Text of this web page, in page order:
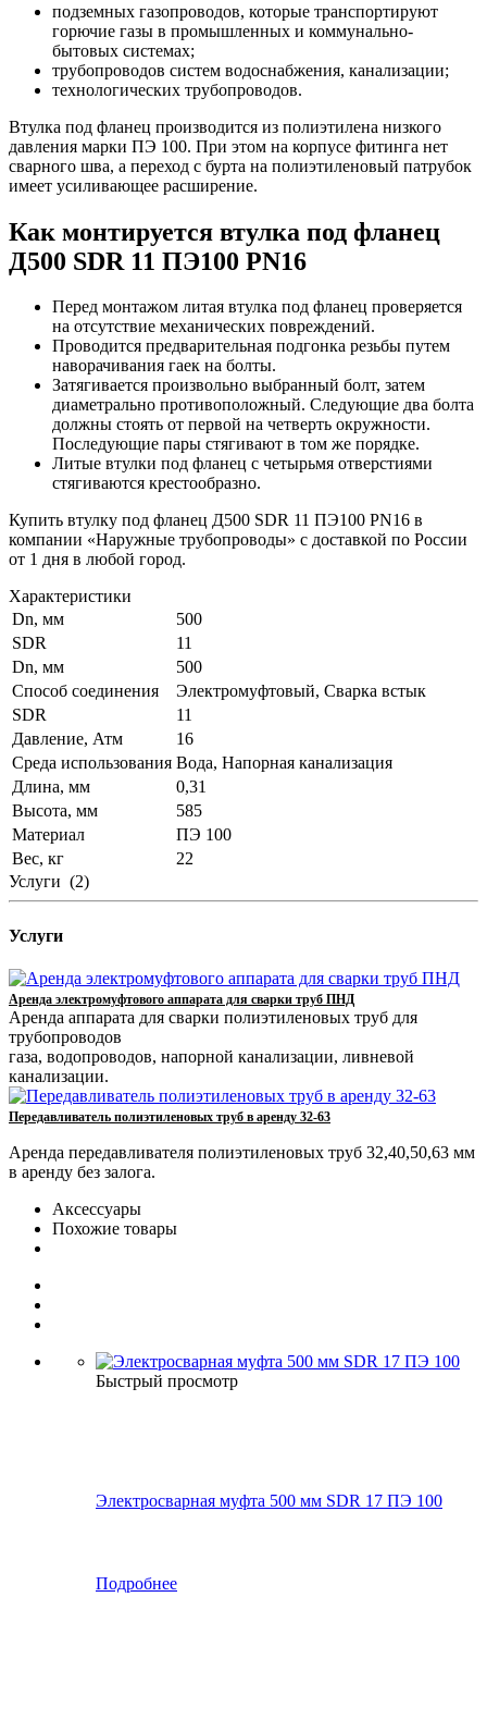
подземных газопроводов, которые транспортируют
горючие газы в промышленных и коммунально-
бытовых системах;
трубопроводов систем водоснабжения, канализации;
технологических трубопроводов.
Втулка под фланец производится из полиэтилена низкого
давления марки ПЭ 100. При этом на корпусе фитинга нет
сварного шва, а переход с бурта на полиэтиленовый патрубок
имеет усиливающее расширение.
Как монтируется втулка под фланец
Д500 SDR 11 ПЭ100 PN16
Перед монтажом литая втулка под фланец проверяется
на отсутствие механических повреждений.
Проводится предварительная подгонка резьбы путем
наворачивания гаек на болты.
Затягивается произвольно выбранный болт, затем
диаметрально противоположный. Следующие два болта
должны стоять от первой на четверть окружности.
Последующие пары стягивают в том же порядке.
Литые втулки под фланец с четырьмя отверстиями
стягиваются крестообразно.
Купить втулку под фланец Д500 SDR 11 ПЭ100 PN16 в
компании «Наружные трубопроводы» с доставкой по России
от 1 дня в любой город.
Характеристики
Dn, мм
500
SDR
11
Dn, мм
500
Способ соединения
Электромуфтовый, Сварка встык
SDR
11
Давление, Атм
16
Среда использования Вода, Напорная канализация
Длина, мм
0,31
Высота, мм
585
Материал
ПЭ 100
Вес, кг
22
Услуги (2)
Услуги
Аренда электромуфтового аппарата для сварки труб ПНД
Аренда аппарата для сварки полиэтиленовых труб для
трубопроводов
газа, водопроводов, напорной канализации, ливневой
канализации.
Передавливатель полиэтиленовых труб в аренду 32-63
Аренда передавливателя полиэтиленовых труб 32,40,50,63 мм
в аренду без залога.
Аксессуары
Похожие товары
Быстрый просмотр
Электросварная муфта 500 мм SDR 17 ПЭ 100
Подробнее